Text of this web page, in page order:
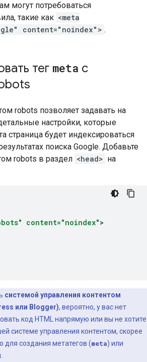
могут потребоваться
такие как <meta
content="noindex"> .
тег meta с
robots позволяет задавать на
настройки, которые
страница будет индексироваться
поиска Google. Добавьте
robots в раздел <head> на
content="noindex">
системой управления контентом
или Blogger), вероятно, у вас нет
код HTML напрямую или вы не хотите
системе управления контентом, скорее
для создания метатегов (meta) или